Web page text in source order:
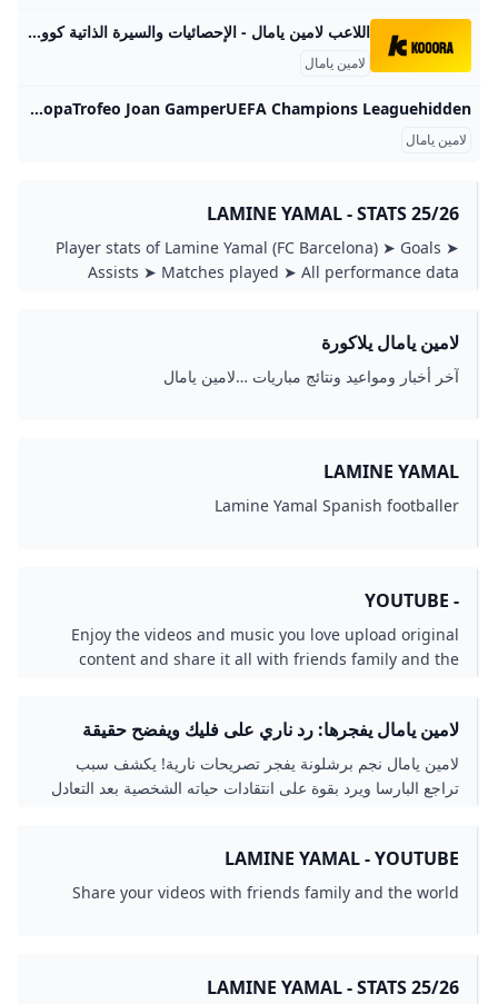
اللاعب لامين يامال - الإحصائيات والسيرة الذاتية كووورة تعرف على إحصائيات ، بما في ذلك الملف الشخصي، وسجل المباريات، والإنجازات والمزيد. برشلونة إسبانياالجنسية10رقم القميص13 يوليو 2007تاريخ الميلاد18العمرمهاجمالمركز
لامين يامال
Lamine Yamal Career Stats - LALIGA - ESPN Complete LALIGA stats for the Barcelona Forward Lamine Yamal on ESPN. Includes minutes played, goals, shots and fouls committed per season. Barcelona #10 Forward Follow - START (SUB)3 (0) G2 A2 SH20 BarcelonaSpainhiddenCopa del ReyLALIGASpanish SupercopaTrofeo Joan GamperUEFA Champions Leaguehidden
لامين يامال
LAMINE YAMAL - STATS 25/26
Player stats of Lamine Yamal (FC Barcelona) ➤ Goals ➤
Assists ➤ Matches played ➤ All performance data
لامين يامال يلاكورة
آخر أخبار ومواعيد ونتائج مباريات …لامين يامال
LAMINE YAMAL
Lamine Yamal Spanish footballer
- YOUTUBE
Enjoy the videos and music you love upload original
content and share it all with friends family and the
لامين يامال يفجرها: رد ناري على فليك ويفضح حقيقة
الغرور في برشلونة!
لامين يامال نجم برشلونة يفجر تصريحات نارية! يكشف سبب
تراجع البارسا ويرد بقوة على انتقادات حياته الشخصية بعد التعادل
LAMINE YAMAL - YOUTUBE
Share your videos with friends family and the world
LAMINE YAMAL - STATS 25/26